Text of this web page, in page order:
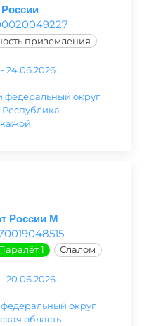
приземления
24.06.2026
федеральный округ
России М
1 Слалом
20.06.2026
округ
область